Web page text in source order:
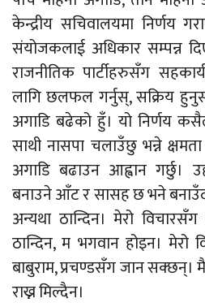
केन्द्रीय सचिवालयमा निर्णय
संयोजकलाई अधिकार सम्पन्न
राजनीतिक पार्टीहरुसँग
लागि छलफल गर्नुस्, सक्रिय
अगाडि बढेको हुँ। यो निर्णय
साथी नासपा चलाउँछु भन्ने
अगाडि बढाउन आह्वान गर्छु।
बनाउने आँट र सासह छ भने
अन्यथा ठान्दिन। मेरो
ठान्दिन, म भगवान होइन।
बाबुराम, प्रचण्डसँग जान सक्छन्।
राख्न मिल्दैन।